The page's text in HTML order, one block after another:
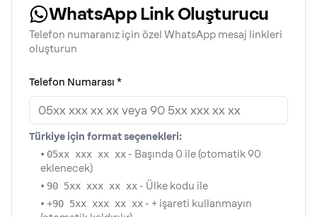
WhatsApp Link Oluşturucu
Telefon numaranız için özel WhatsApp mesaj linkleri
oluşturun
Telefon Numarası *
Türkiye için format seçenekleri:
• 05xx xxx xx xx - Başında 0 ile (otomatik 90
eklenecek)
• 90 5xx xxx xx xx - Ülke kodu ile
• +90 5xx xxx xx xx - + işareti kullanmayın